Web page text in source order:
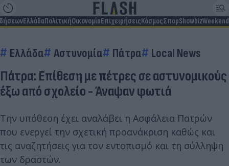
ΕλλάδαΠολιτικήΟικονομίαΕπιχειρήσειςΚόσμοςΣπορShowbizWeekend
Ελλάδα Αστυνομία Πάτρα Local News
Πάτρα: Επίθεση με πέτρες σε αστυνομικούς
έξω από σχολείο - Άναψαν φωτιά
Την υπόθεση έχει αναλάβει η Ασφάλεια Πατρών
που ενεργεί την σχετική προανάκριση καθώς και
τις αναζητήσεις για τον εντοπισμό και τη σύλληψη
των δραστών.